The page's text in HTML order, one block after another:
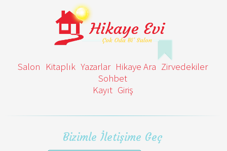
Salon Kitaplık Yazarlar Hikaye Ara Zirvedekiler
Sohbet
Kayıt Giriş
Bizimle İletişime Geç